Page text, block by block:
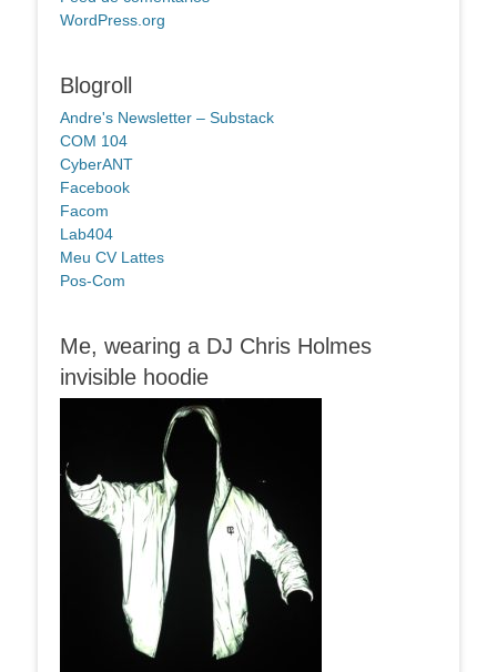
WordPress.org
Blogroll
Andre's Newsletter – Substack
COM 104
CyberANT
Facebook
Facom
Lab404
Meu CV Lattes
Pos-Com
Me, wearing a DJ Chris Holmes
invisible hoodie